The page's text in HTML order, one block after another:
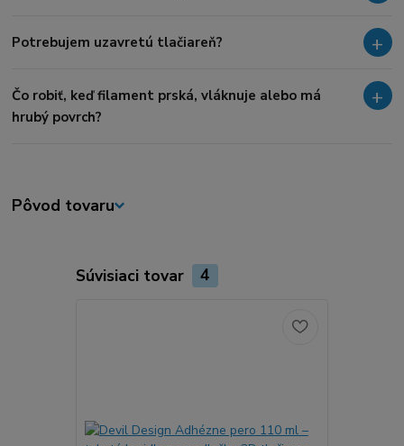
Potrebujem uzavretú tlačiareň?
Čo robiť, keď filament prská, vláknuje alebo má
hrubý povrch?
Pôvod tovaru
Súvisiaci tovar 4